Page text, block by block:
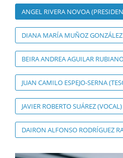
ANGEL RIVERA NOVOA
DIANA MARÍA MUÑOZ
BEIRA ANDREA AGUILAR
JUAN CAMILO ESPEJO-SERNA
JAVIER ROBERTO SUÁREZ (VOCAL)
DAIRON ALFONSO RODRÍGUEZ